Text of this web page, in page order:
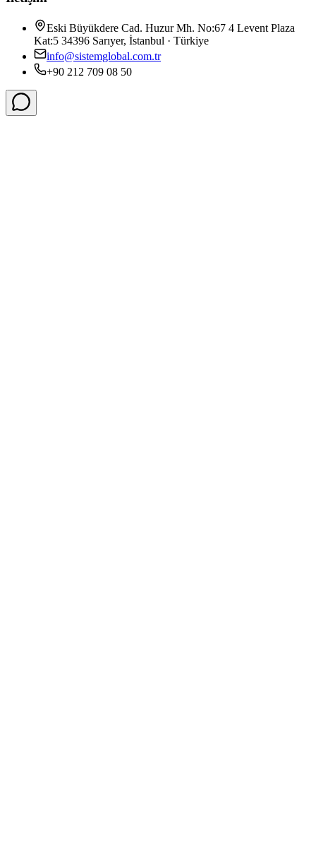
Eski Büyükdere Cad. Huzur Mh. No:67 4 Levent Plaza
Kat:5 34396 Sarıyer, İstanbul · Türkiye
info@sistemglobal.com.tr
+90 212 709 08 50